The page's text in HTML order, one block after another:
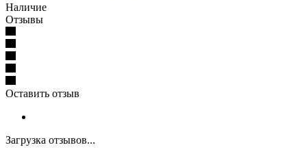
Наличие
Отзывы
Оставить отзыв
Загрузка отзывов...